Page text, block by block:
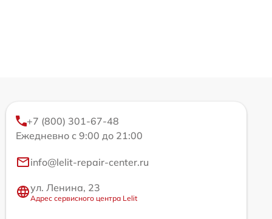
+7 (800) 301-67-48
Ежедневно с 9:00 до 21:00
info@lelit-repair-center.ru
ул. Ленина, 23
Адрес сервисного центра Lelit